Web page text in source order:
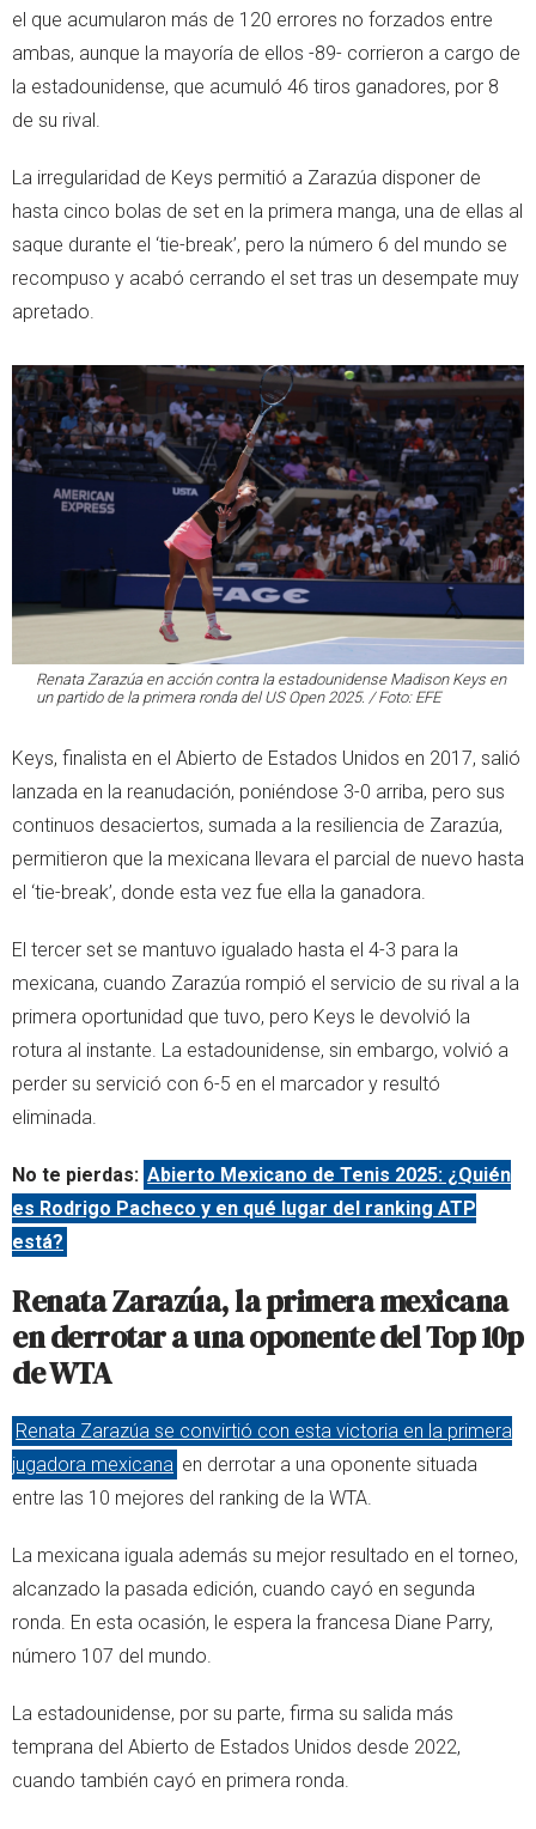
el que acumularon más de 120 errores no forzados entre
ambas, aunque la mayoría de ellos -89- corrieron a cargo de
la estadounidense, que acumuló 46 tiros ganadores, por 8
de su rival.
La irregularidad de Keys permitió a Zarazúa disponer de
hasta cinco bolas de set en la primera manga, una de ellas al
saque durante el ‘tie-break’, pero la número 6 del mundo se
recompuso y acabó cerrando el set tras un desempate muy
apretado.
Renata Zarazúa en acción contra la estadounidense Madison Keys en
un partido de la primera ronda del US Open 2025. / Foto: EFE
Keys, finalista en el Abierto de Estados Unidos en 2017, salió
lanzada en la reanudación, poniéndose 3-0 arriba, pero sus
continuos desaciertos, sumada a la resiliencia de Zarazúa,
permitieron que la mexicana llevara el parcial de nuevo hasta
el ‘tie-break’, donde esta vez fue ella la ganadora.
El tercer set se mantuvo igualado hasta el 4-3 para la
mexicana, cuando Zarazúa rompió el servicio de su rival a la
primera oportunidad que tuvo, pero Keys le devolvió la
rotura al instante. La estadounidense, sin embargo, volvió a
perder su servició con 6-5 en el marcador y resultó
eliminada.
No te pierdas: Abierto Mexicano de Tenis 2025: ¿Quién
es Rodrigo Pacheco y en qué lugar del ranking ATP
está?
Renata Zarazúa, la primera mexicana
en derrotar a una oponente del Top 10p
de WTA
Renata Zarazúa se convirtió con esta victoria en la primera
jugadora mexicana en derrotar a una oponente situada
entre las 10 mejores del ranking de la WTA.
La mexicana iguala además su mejor resultado en el torneo,
alcanzado la pasada edición, cuando cayó en segunda
ronda. En esta ocasión, le espera la francesa Diane Parry,
número 107 del mundo.
La estadounidense, por su parte, firma su salida más
temprana del Abierto de Estados Unidos desde 2022,
cuando también cayó en primera ronda.